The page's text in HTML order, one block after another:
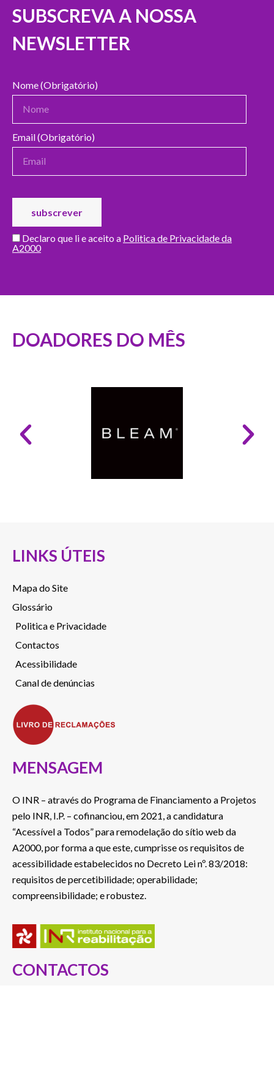
SUBSCREVA A NOSSA
NEWSLETTER
Nome (Obrigatório)
Email (Obrigatório)
Declaro que li e aceito a Politica de Privacidade da
A2000
DOADORES DO MÊS
LINKS ÚTEIS
Mapa do Site
Glossário
Politica e Privacidade
Contactos
Acessibilidade
Canal de denúncias
MENSAGEM
O INR – através do Programa de Financiamento a Projetos
pelo INR, I.P. – cofinanciou, em 2021, a candidatura
“Acessível a Todos” para remodelação do sítio web da
A2000, por forma a que este, cumprisse os requisitos de
acessibilidade estabelecidos no Decreto Lei nº. 83/2018:
requisitos de percetibilidade; operabilidade;
compreensibilidade; e robustez.
CONTACTOS